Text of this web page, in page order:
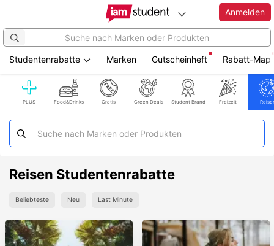
Hauptinhalt
springen
Anmelden
Studentenrabatte Marken Gutscheinheft Rabatt-Map
PLUS Food&Drinks Gratis Green Deals Student Brand Freizeit
Reisen Studentenrabatte
Beliebteste Neu Last Minute